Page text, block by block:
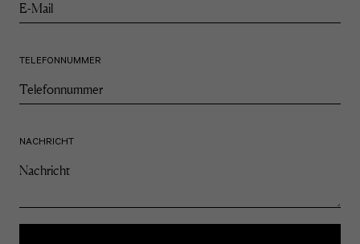
TELEFONNUMMER
NACHRICHT